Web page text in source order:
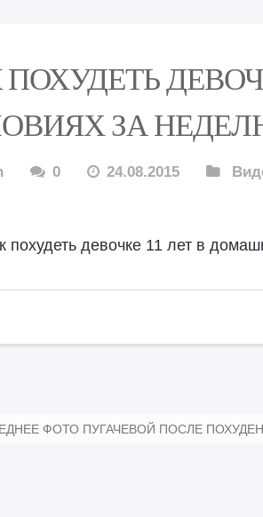
ЗА
0 24.08.2015
похудеть девочке 11 лет в
ФОТО ПУГАЧЕВОЙ ПОСЛЕ